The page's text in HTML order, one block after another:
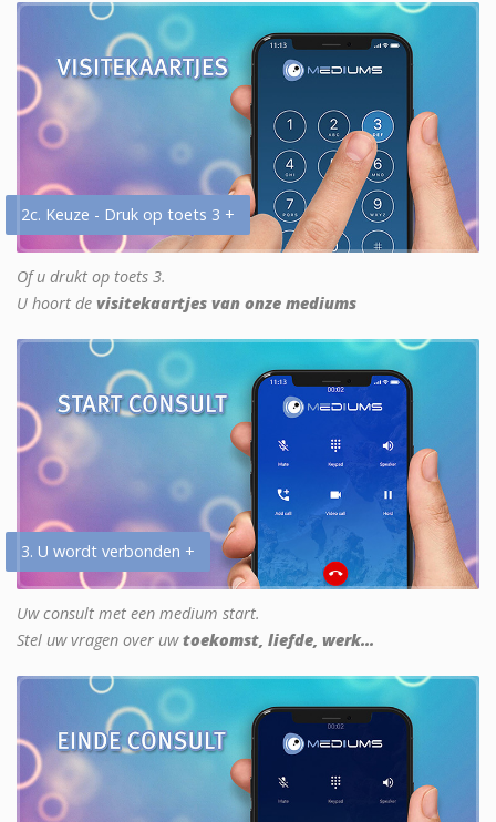
2c. Keuze - Druk op toets 3 +
Of u drukt op toets 3.
U hoort de visitekaartjes van onze mediums
3. U wordt verbonden +
Uw consult met een medium start.
Stel uw vragen over uwtoekomst, liefde, werk...